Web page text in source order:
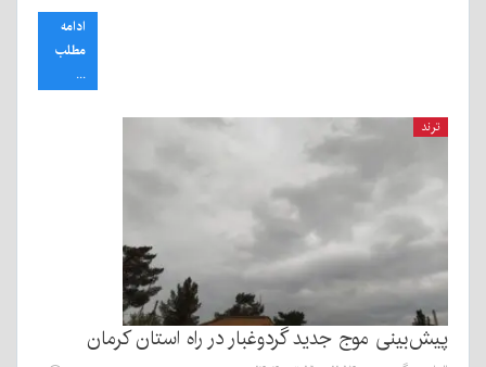
ادامه
مطلب
...
ترند
پیش‌بینی موج جدید گردوغبار در راه استان کرمان